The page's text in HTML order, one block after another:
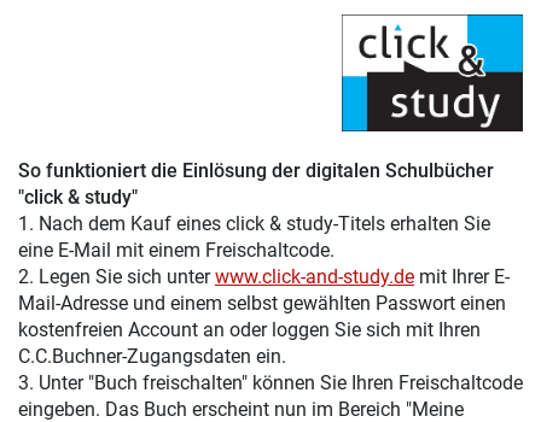
So funktioniert die Einlösung der digitalen Schulbücher
"click & study"
1. Nach dem Kauf eines click & study-Titels erhalten Sie
eine E-Mail mit einem Freischaltcode.
2. Legen Sie sich unterwww.click-and-study.de mit Ihrer E-
Mail-Adresse und einem selbst gewählten Passwort einen
kostenfreien Account an oder loggen Sie sich mit Ihren
C.C.Buchner-Zugangsdaten ein.
3. Unter "Buch freischalten" können Sie Ihren Freischaltcode
eingeben. Das Buch erscheint nun im Bereich "Meine